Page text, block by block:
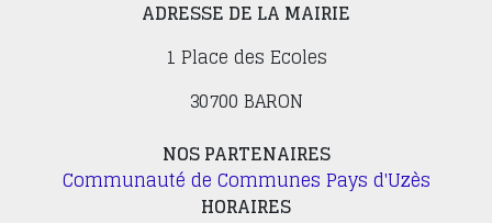
ADRESSE DE LA MAIRIE
1 Place des Ecoles
30700 BARON
NOS PARTENAIRES
Communauté de Communes Pays d'Uzès
HORAIRES